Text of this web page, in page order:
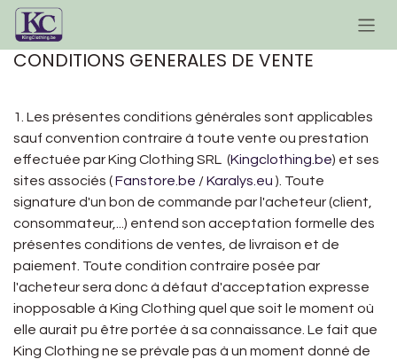
Se rendre au contenu
CONDITIONS GENERALES DE VENTE
1. Les présentes conditions générales sont applicables
sauf convention contraire à toute vente ou prestation
effectuée par King Clothing SRL (Kingclothing.be) et ses
sites associés (Fanstore.be /Karalys.eu ). Toute
signature d'un bon de commande par l'acheteur (client,
consommateur,...) entend son acceptation formelle des
présentes conditions de ventes, de livraison et de
paiement. Toute condition contraire posée par
l'acheteur sera donc à défaut d'acceptation expresse
inopposable à King Clothing quel que soit le moment où
elle aurait pu être portée à sa connaissance. Le fait que
King Clothing ne se prévale pas à un moment donné de